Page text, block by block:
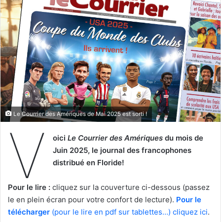
Le Courrier des Amériques de Mai 2025 est sorti !
V oici Le Courrier des Amériques du mois de
Juin 2025, le journal des francophones
distribué en Floride!
Pour le lire : cliquez sur la couverture ci-dessous (passez
le en plein écran pour votre confort de lecture). Pour le
télécharger (pour le lire en pdf sur tablettes…) cliquez ici.